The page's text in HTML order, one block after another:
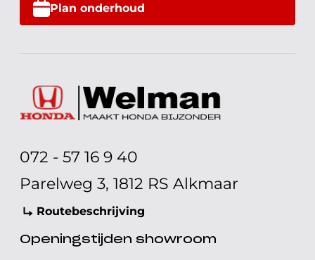
Plan onderhoud
072 - 57 16 9 40
Parelweg 3, 1812 RS Alkmaar
Routebeschrijving
Openingstijden showroom